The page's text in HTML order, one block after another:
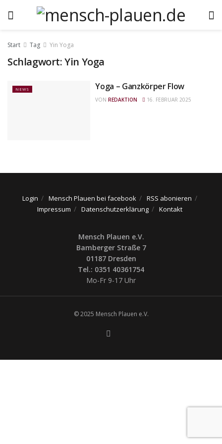
Start Tag Yin Yoga
Schlagwort:Yin Yoga
NEWS Yoga – Ganzkörper Flow
VON REDAKTION 16. FEBRUAR 2025
Login Mensch Plauen bei facebook
RSS abonieren
Impressum
Datenschutzerklärung Kontakt
Mensch Plauen e.V.
Bamberger Straße 7
01187 Dresden
Tel.: 0351 40361754
Mo-Fr 9-17 Uhr
© 2025 Mensch Plauen e.V.